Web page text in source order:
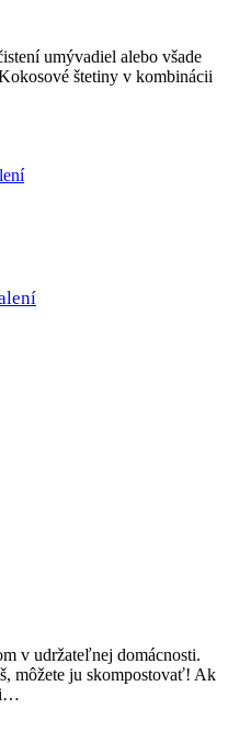
umývadiel alebo všade
štetiny v kombinácii
v udržateľnej domácnosti.
môžete ju skompostovať! Ak